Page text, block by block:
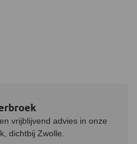
is ontworpen voor het
je de luchtregelaar volledig
via de schoorsteen wordt
vrijblijvend advies in onze
dichtbij Zwolle.